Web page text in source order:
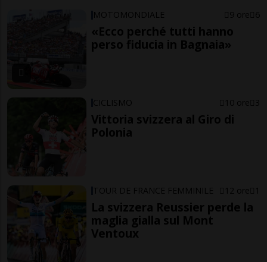
MOTOMONDIALE 9 ore 6
«Ecco perché tutti hanno
perso fiducia in Bagnaia»
CICLISMO 10 ore 3
Vittoria svizzera al Giro di
Polonia
TOUR DE FRANCE FEMMINILE 12 ore 1
La svizzera Reussier perde la
maglia gialla sul Mont
Ventoux